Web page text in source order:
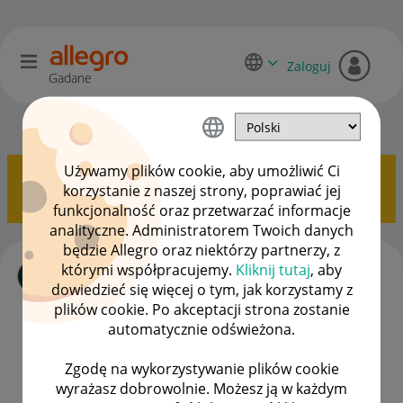
Używamy plików cookie, aby umożliwić Ci
korzystanie z naszej strony, poprawiać jej
funkcjonalność oraz przetwarzać informacje
analityczne. Administratorem Twoich danych
będzie Allegro oraz niektórzy partnerzy, z
którymi współpracujemy. Kliknij tutaj, aby
dowiedzieć się więcej o tym, jak korzystamy z
plików cookie. Po akceptacji strona zostanie
automatycznie odświeżona.
Zgodę na wykorzystywanie plików cookie
wyrażasz dobrowolnie. Możesz ją w każdym
Gadane
Zaloguj
Allegro Delivery OPCJE
Pokazywanie tematów z etykietąAllegro One
Punkt.Pokaż wszystkie tematy
Allegro One Punkt - zgłoszenie lokalu na
nowy punkt
autormichno_allegro z‎12-06-2026 14:45
Ostatnio opublikowano w dniu‎12-06-202615:02
2ODPOWIEDZI 193 WYŚWIETLEŃ